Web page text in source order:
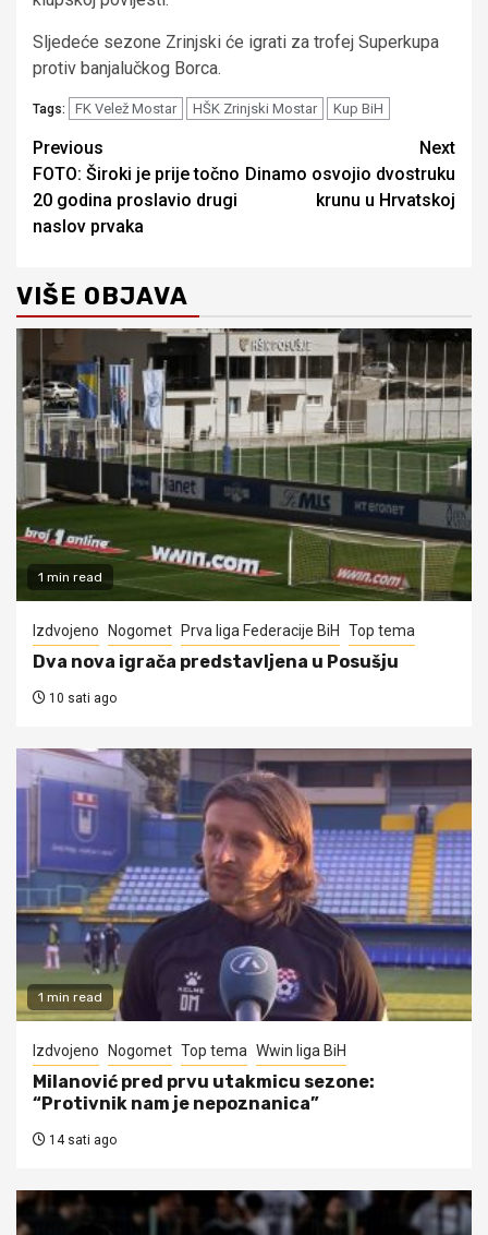
Sljedeće sezone Zrinjski će igrati za trofej Superkupa
protiv banjalučkog Borca.
Tags: FK Velež Mostar HŠK Zrinjski Mostar Kup BiH
Continue
Reading
Previous
FOTO: Široki je prije točno
20 godina proslavio drugi
naslov prvaka
Next
Dinamo osvojio dvostruku
krunu u Hrvatskoj
VIŠE OBJAVA
1 min read
Izdvojeno Nogomet Prva liga Federacije BiH Top tema
Dva nova igrača predstavljena u Posušju
10 sati ago
1 min read
Izdvojeno Nogomet Top tema Wwin liga BiH
Milanović pred prvu utakmicu sezone:
“Protivnik nam je nepoznanica”
14 sati ago